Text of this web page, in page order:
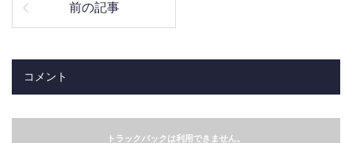
前の記事
コメント
トラックバックは利用できません。